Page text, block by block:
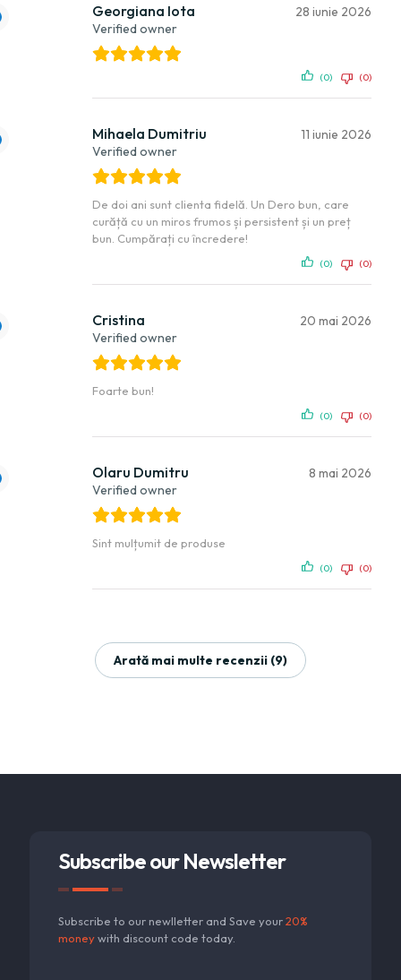
Georgiana Iota
Verified owner
28 iunie 2026
(0) (0)
Mihaela Dumitriu
Verified owner
11 iunie 2026
De doi ani sunt clienta fidelă. Un Dero bun, care
curăță cu un miros frumos și persistent și un preț
bun. Cumpărați cu încredere!
(0) (0)
Cristina
Verified owner
20 mai 2026
Foarte bun!
(0) (0)
Olaru Dumitru
Verified owner
8 mai 2026
Sint mulțumit de produse
(0) (0)
Arată mai multe recenzii (9)
Subscribe our Newsletter
Subscribe to our newlletter and Save your20%
moneywith discount code today.